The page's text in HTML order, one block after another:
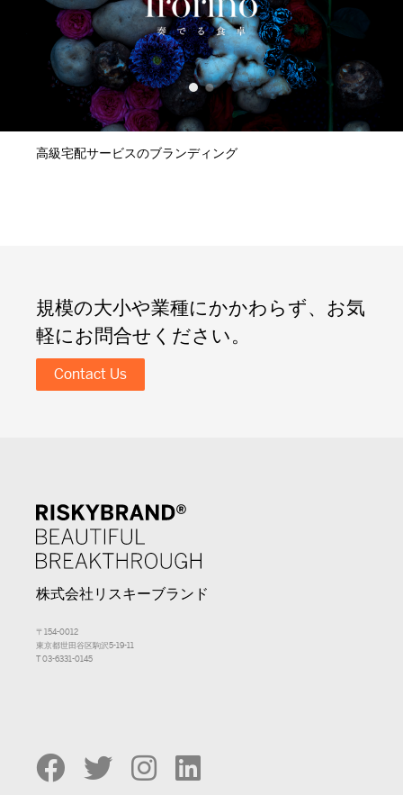
高級宅配サービスのブランディング
規模の大小や業種にかかわらず、お気
軽にお問合せください。
Contact Us
株式会社リスキーブランド
〒154-0012
東京都世田谷区駒沢5-19-11
T 03-6331-0145